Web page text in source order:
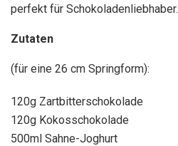
perfekt für Schokoladenliebhaber.
Zutaten
(für eine 26 cm Springform):
120g Zartbitterschokolade
120g Kokosschokolade
500ml Sahne-Joghurt